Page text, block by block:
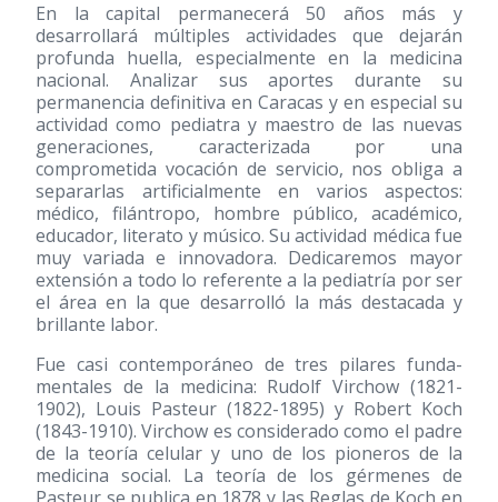
En la capital permanecerá 50 años más y
desarrollará múltiples actividades que dejarán
profunda huella, especialmente en la medicina
nacional. Analizar sus aportes durante su
permanencia definitiva en Caracas y en especial su
actividad como pediatra y maestro de las nuevas
generaciones, caracterizada por una
comprometida vocación de servicio, nos obliga a
separarlas artificialmente en varios aspectos:
médico, filántropo, hombre público, académico,
educador, literato y músico. Su actividad médica fue
muy variada e innovadora. Dedicaremos mayor
extensión a todo lo referente a la pediatría por ser
el área en la que desarrolló la más destacada y
brillante labor.
Fue casi contemporáneo de tres pilares funda-
mentales de la medicina: Rudolf Virchow (1821-
1902), Louis Pasteur (1822-1895) y Robert Koch
(1843-1910). Virchow es considerado como el padre
de la teoría celular y uno de los pioneros de la
medicina social. La teoría de los gérmenes de